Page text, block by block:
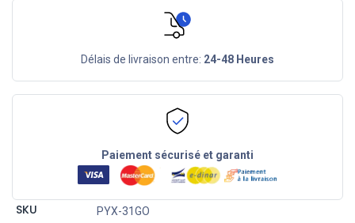
Délais de livraison entre: 24-48 Heures
Paiement sécurisé et garanti
SKU PYX-31GO